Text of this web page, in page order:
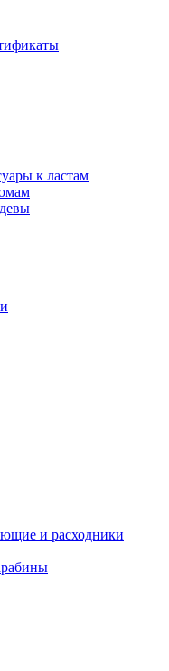
к ластам
и расходники